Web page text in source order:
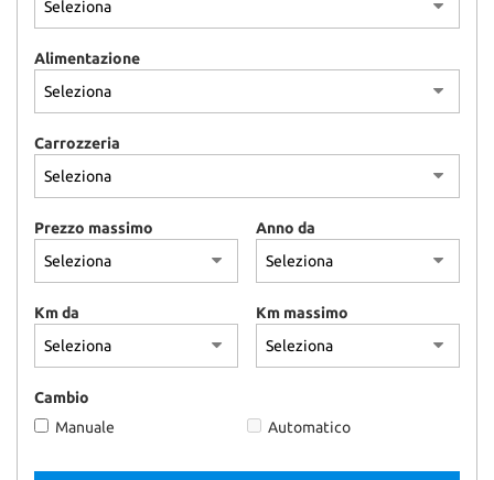
Alimentazione
Carrozzeria
Prezzo massimo Anno da
Km da Km massimo
Cambio
Manuale
Automatico